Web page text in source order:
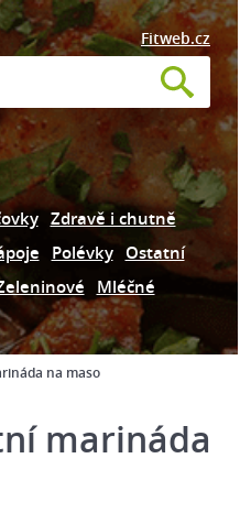
Fitweb.cz
Zdravě i chutně
Polévky Ostatní
Mléčné
na maso
marináda